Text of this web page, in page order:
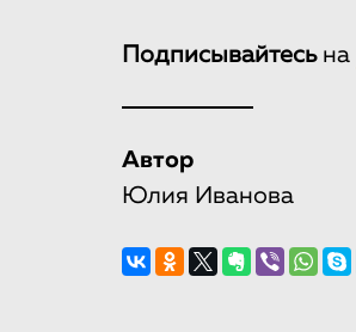
Подписывайтесьна
Автор
Юлия Иванова